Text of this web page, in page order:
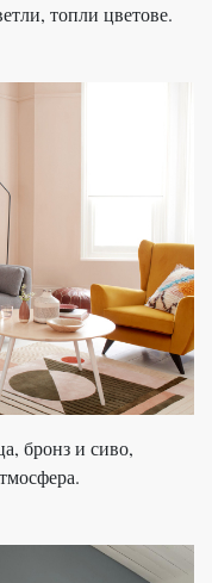
топли цветове.
бронз и сиво,